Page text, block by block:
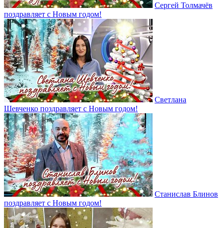
Сергей Толмачёв
поздравляет с Новым годом!
Светлана
Шевченко поздравляет с Новым годом!
Станислав Блинов
поздравляет с Новым годом!